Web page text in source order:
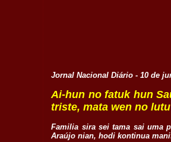
Jornal Nacional Diário - 10 de
Ai-hun no fatuk hun
triste, mata wen no
Familia sira sei tama sai uma
Araújo nian, hodi kontinua